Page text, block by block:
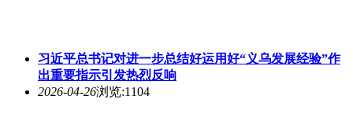
习近平总书记对进一步总结好运用好“义乌发展经验”作
出重要指示引发热烈反响
2026-04-26浏览:1104